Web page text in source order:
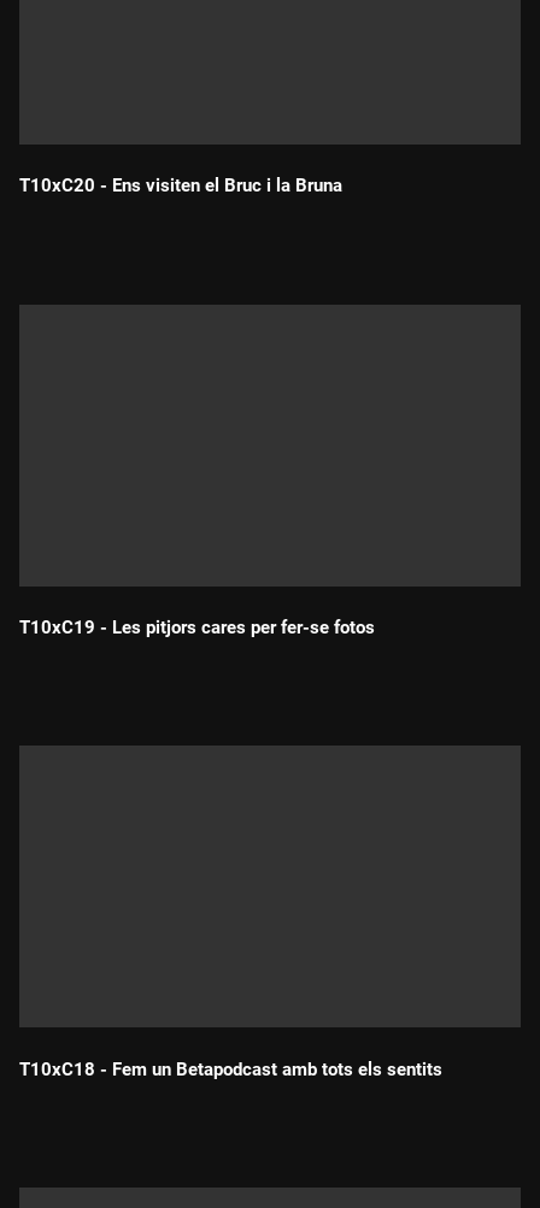
T10xC20 - Ens visiten el Bruc i la Bruna
T10xC19 - Les pitjors cares per fer-se fotos
T10xC18 - Fem un Betapodcast amb tots els sentits